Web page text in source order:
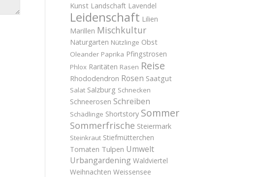
Kunst Landschaft Lavendel
Leidenschaft Lilien
Marillen Mischkultur
Naturgarten Nützlinge Obst
Oleander Paprika Pfingstrosen
Phlox Raritäten Rasen Reise
Rhododendron Rosen Saatgut
Salat Salzburg Schnecken
Schneerosen Schreiben
Schädlinge Shortstory Sommer
Sommerfrische Steiermark
Steinkraut Stiefmütterchen
Tomaten Tulpen Umwelt
Urbangardening Waldviertel
Weihnachten Weissensee